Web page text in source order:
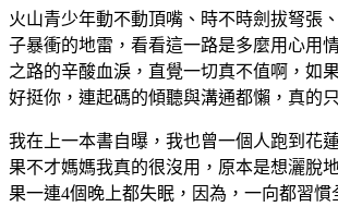
火山青少年動不動頂嘴、時不時劍拔弩張
子暴衝的地雷，看看這一路是多麼用心用
之路的辛酸血淚，直覺一切真不值啊，如
好挺你，連起碼的傾聽與溝通都懶，真的
我在上一本書自曝，我也曾一個人跑到花
果不才媽媽我真的很沒用，原本是想灑脫
果一連4個晚上都失眠，因為，一向都習